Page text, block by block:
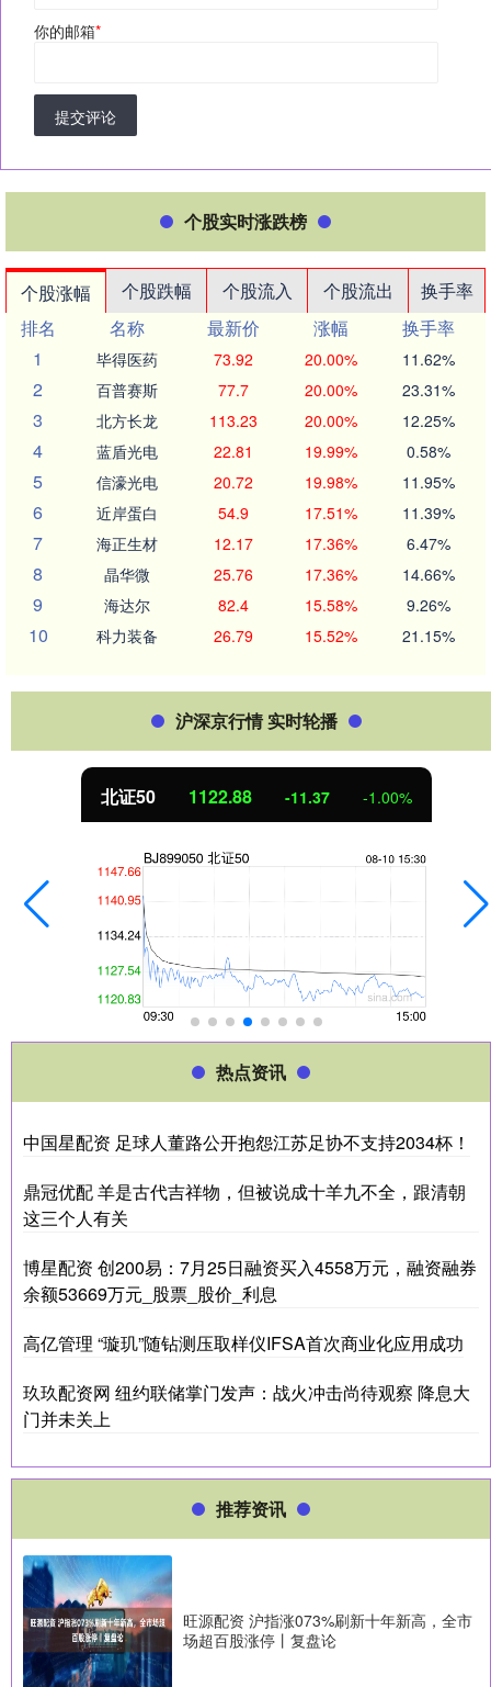
你的邮箱*
提交评论
个股实时涨跌榜
个股涨幅 个股跌幅 个股流入 个股流出
换手率
排名
名称 最新价 涨幅
换手率
1
毕得医药 73.92 20.00% 11.62%
2 百普赛斯 77.7 20.00% 23.31%
3 北方长龙 113.23 20.00% 12.25%
4 蓝盾光电 22.81 19.99% 0.58%
5 信濠光电 20.72 19.98% 11.95%
6 近岸蛋白 54.9 17.51% 11.39%
7 海正生材 12.17 17.36% 6.47%
8 晶华微 25.76 17.36% 14.66%
9 海达尔 82.4 15.58% 9.26%
10 科力装备 26.79 15.52% 21.15%
沪深京行情 实时轮播
北证50 1122.88 -11.37 -1.00%
热点资讯
中国星配资 足球人董路公开抱怨江苏足协不支持2034杯！
鼎冠优配 羊是古代吉祥物，但被说成十羊九不全，跟清朝
这三个人有关
博星配资 创200易：7月25日融资买入4558万元，融资融券
余额53669万元_股票_股价_利息
高亿管理 “璇玑”随钻测压取样仪IFSA首次商业化应用成功
玖玖配资网 纽约联储掌门发声：战火冲击尚待观察 降息大
门并未关上
推荐资讯
旺源配资 沪指涨073%刷新十年新高，全市
场超百股涨停丨复盘论